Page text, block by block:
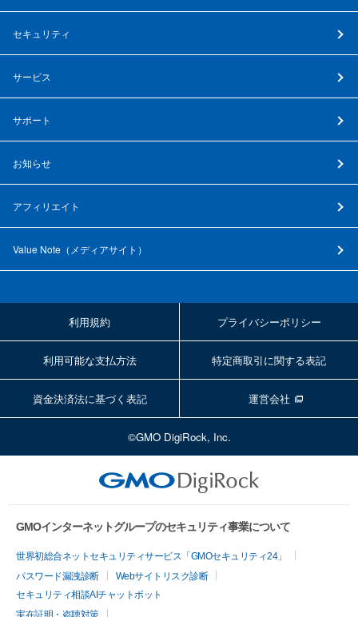
セキュリティ
サービス
サポート
お知らせ
アフィリエイト
Value Note（ メディアサイト ）
利用規約 プライバシーポリシー
利用可能な支払方法 特定商取引に関する表記
資金決済法に基づく表記 運営会社
©GMO DigiRock, Inc.
GMOインターネットグループのセキュリティ事業について
世界初総合ネットセキュリティサービス「GMOセキュリティ24」
パスワード漏洩診断
Webサイトリスク診断
セキュリティ相談AIチャットボット
実在証明・盗聴対策